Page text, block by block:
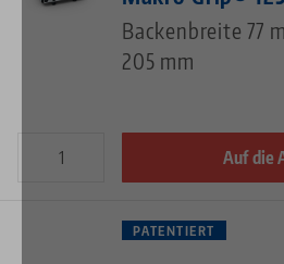
Backenbreite 77
205 mm
Auf die
PATENTIERT